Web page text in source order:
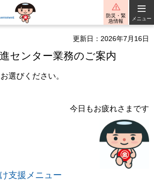
防災・緊
急情報
メニュー
更新日：2026年7月16日
センター業務のご案内
選びください。
今日もお疲れさまです
支援メニュー